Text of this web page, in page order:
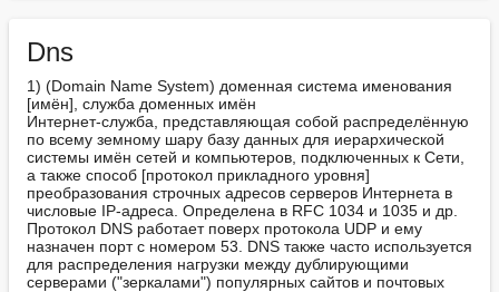
Dns
1) (Domain Name System) доменная система именования
[имён], служба доменных имён
Интернет-служба, представляющая собой распределённую
по всему земному шару базу данных для иерархической
системы имён сетей и компьютеров, подключенных к Сети,
а также способ [протокол прикладного уровня]
преобразования строчных адресов серверов Интернета в
числовые IP-адреса. Определена в RFC 1034 и 1035 и др.
Протокол DNS работает поверх протокола UDP и ему
назначен порт с номером 53. DNS также часто используется
для распределения нагрузки между дублирующими
серверами ("зеркалами") популярных сайтов и почтовых